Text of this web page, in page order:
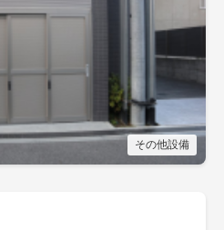
その他設備